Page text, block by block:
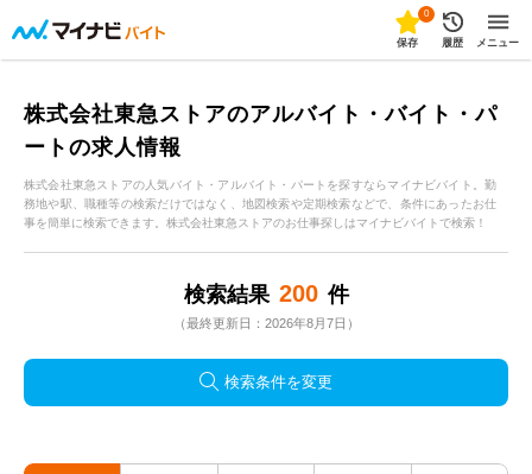
0
保存 履歴 メニュー
株式会社東急ストアのアルバイト・バイト・パ
ートの求人情報
株式会社東急ストアの人気バイト・アルバイト・パートを探すならマイナビバイト。勤
務地や駅、職種等の検索だけではなく、地図検索や定期検索などで、条件にあったお仕
事を簡単に検索できます。株式会社東急ストアのお仕事探しはマイナビバイトで検索！
検索結果 200 件
（最終更新日：2026年8月7日）
検索条件を変更